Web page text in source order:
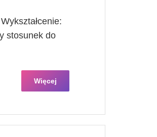
stosunek do
Więcej